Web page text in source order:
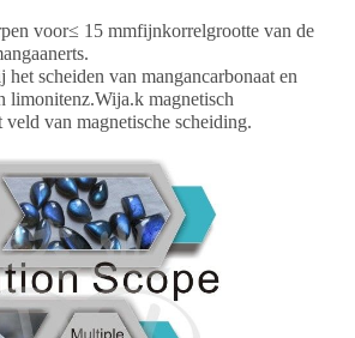
voor≤ 15 mmfijnkorrelgrootte van de
scheiden van mangancarbonaat en
limonitenz.Wija.k magnetisch
van magnetische scheiding.